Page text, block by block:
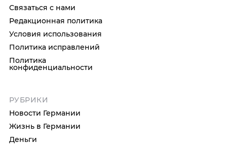
Связаться с нами
Редакционная политика
Условия использования
Политика исправлений
Политика
конфиденциальности
РУБРИКИ
Новости Германии
Жизнь в Германии
Деньги